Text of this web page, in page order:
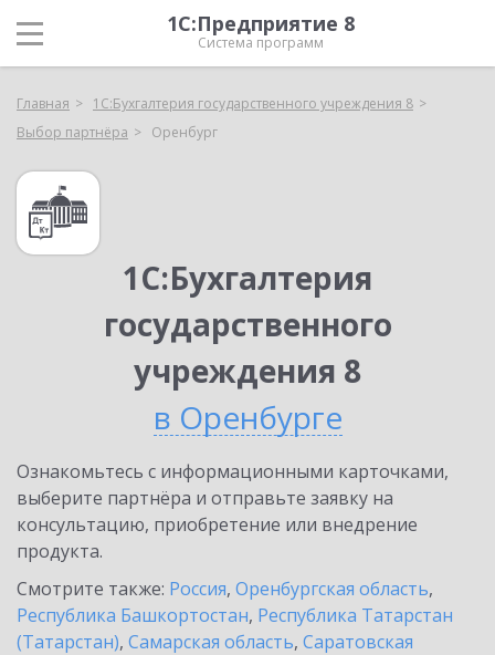
1С:Предприятие 8
Система программ
Главная
1С:Бухгалтерия государственного учреждения 8
Выбор партнёра
Оренбург
1С:Бухгалтерия
государственного
учреждения 8
в Оренбурге
Ознакомьтесь с информационными карточками,
выберите партнёра и отправьте заявку на
консультацию, приобретение или внедрение
продукта.
Смотрите также: Россия, Оренбургская область,
Республика Башкортостан, Республика Татарстан
(Татарстан), Самарская область, Саратовская